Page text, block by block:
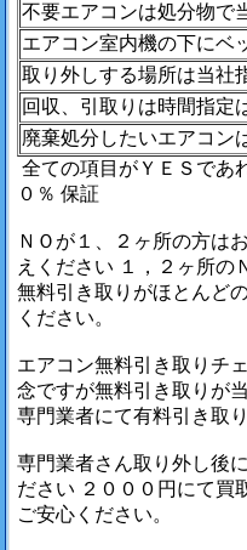
不要エアコンは処分物で
エアコン室内機の下にベ
取り外しする場所は当社
回収、引取りは時間指定
廃棄処分したいエアコン
全ての項目がＹＥＳであ
０％ 保証
ＮＯが１、２ヶ所の方は
えください １，２ヶ所の
無料引き取りがほとんど
ください。
エアコン無料引き取りチ
念ですが無料引き取りが
専門業者にて有料引き取
専門業者さん取り外し後
ださい ２０００円にて買
ご安心ください。